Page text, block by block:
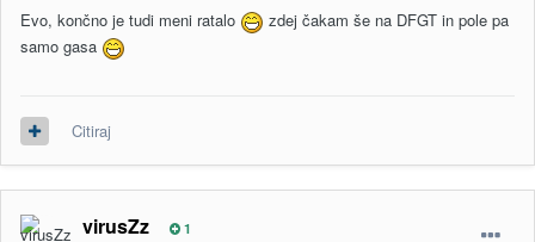
Evo, končno je tudi meni ratalo
zdej čakam še na DFGT in pole pa
samo gasa
Citiraj
virusZz 1